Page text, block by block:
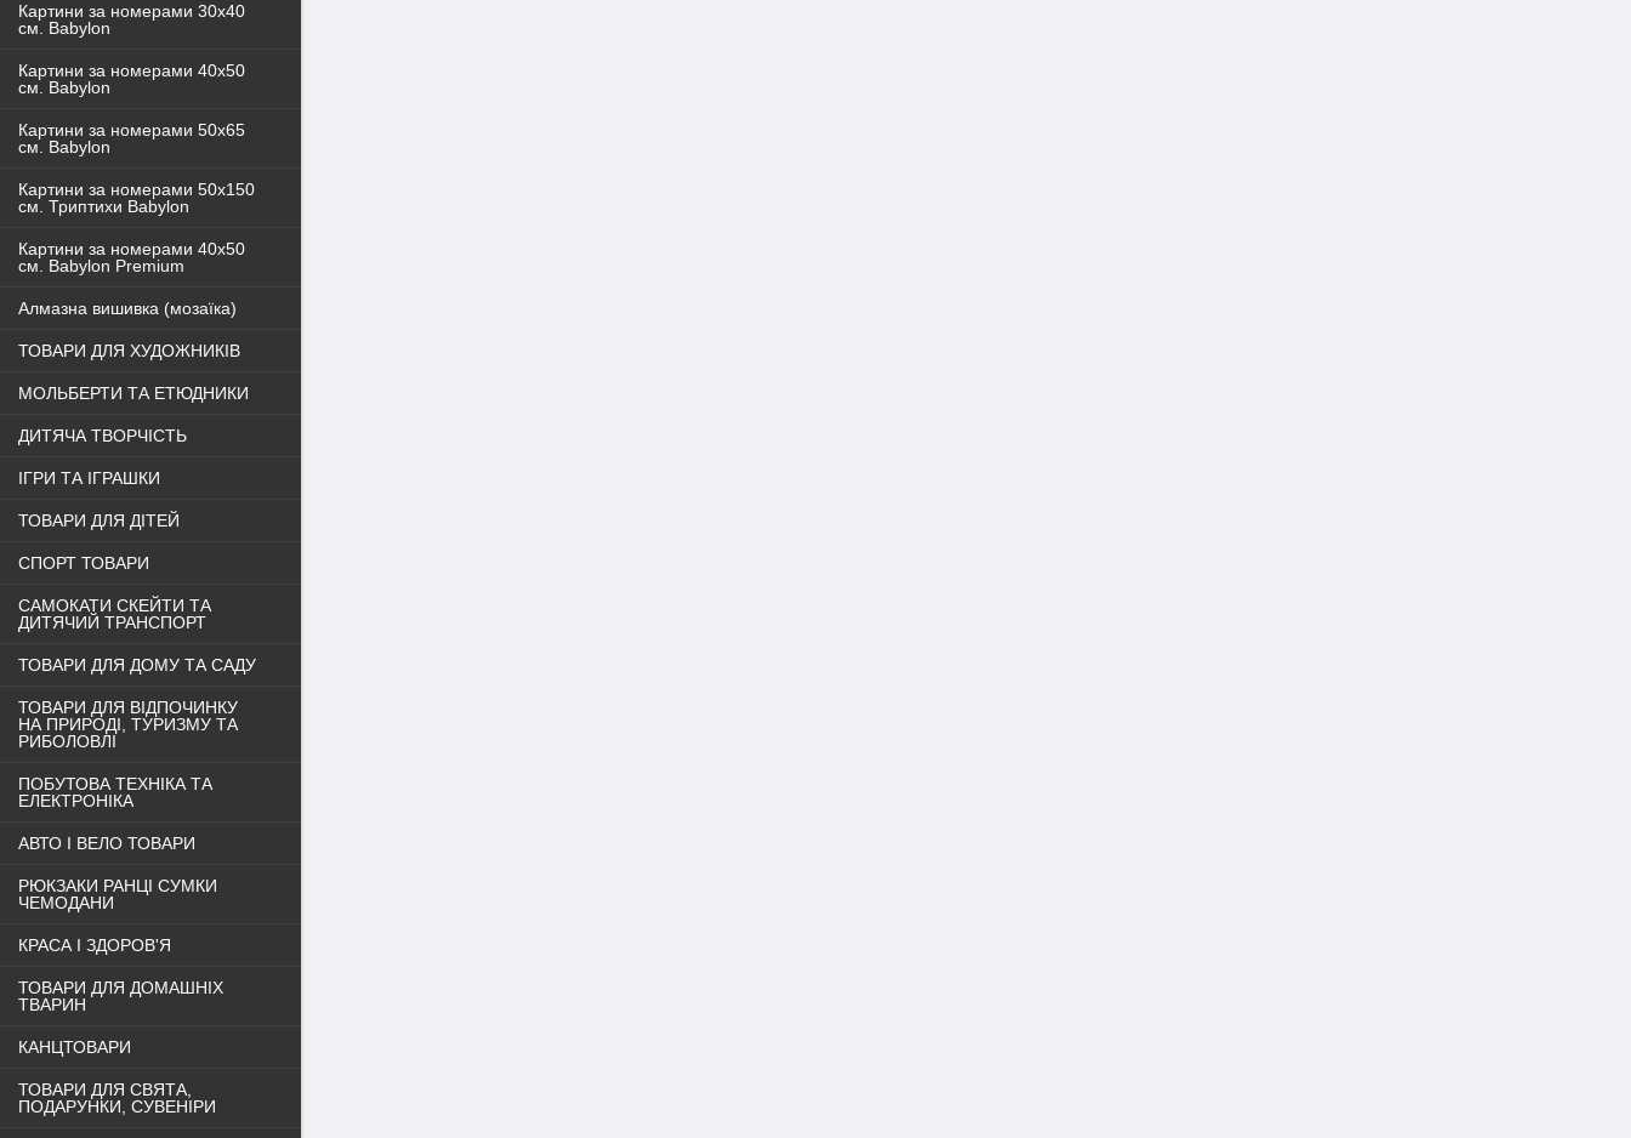
Картини за номерами 30х40
см. Babylon
Картини за номерами 40х50
см. Babylon
Картини за номерами 50х65
см. Babylon
Картини за номерами 50х150
см. Триптихи Babylon
Картини за номерами 40х50
см. Babylon Premium
Алмазна вишивка (мозаїка)
ТОВАРИ ДЛЯ ХУДОЖНИКІВ
МОЛЬБЕРТИ ТА ЕТЮДНИКИ
ДИТЯЧА ТВОРЧІСТЬ
ІГРИ ТА ІГРАШКИ
ТОВАРИ ДЛЯ ДІТЕЙ
СПОРТ ТОВАРИ
САМОКАТИ СКЕЙТИ ТА
ДИТЯЧИЙ ТРАНСПОРТ
ТОВАРИ ДЛЯ ДОМУ ТА САДУ
ТОВАРИ ДЛЯ ВІДПОЧИНКУ
НА ПРИРОДІ, ТУРИЗМУ ТА
РИБОЛОВЛІ
ПОБУТОВА ТЕХНІКА ТА
ЕЛЕКТРОНІКА
АВТО І ВЕЛО ТОВАРИ
РЮКЗАКИ РАНЦІ СУМКИ
ЧЕМОДАНИ
КРАСА І ЗДОРОВ'Я
ТОВАРИ ДЛЯ ДОМАШНІХ
ТВАРИН
КАНЦТОВАРИ
ТОВАРИ ДЛЯ СВЯТА,
ПОДАРУНКИ, СУВЕНІРИ